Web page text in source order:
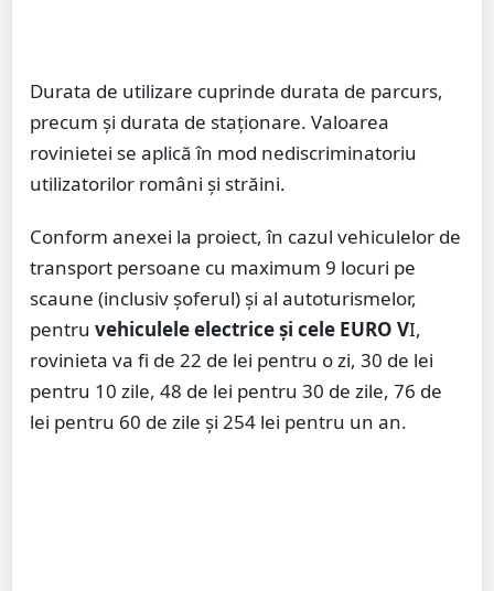
Durata de utilizare cuprinde durata de parcurs,
precum şi durata de staţionare. Valoarea
rovinietei se aplică în mod nediscriminatoriu
utilizatorilor români şi străini.
Conform anexei la proiect, în cazul vehiculelor de
transport persoane cu maximum 9 locuri pe
scaune (inclusiv şoferul) şi al autoturismelor,
pentru vehiculele electrice şi cele EURO VI,
rovinieta va fi de 22 de lei pentru o zi, 30 de lei
pentru 10 zile, 48 de lei pentru 30 de zile, 76 de
lei pentru 60 de zile şi 254 lei pentru un an.